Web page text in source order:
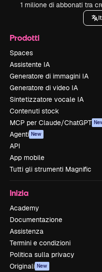
1 milione di abbonati tra
Prodotti
Spaces
Assistente IA
Generatore di immagini IA
Generatore di video IA
Sintetizzatore vocale IA
Contenuti stock
MCP per Claude/ChatGPT
Agenti New
API
App mobile
Tutti gli strumenti Magnific
Inizia
Academy
Documentazione
Assistenza
Termini e condizioni
Politica sulla privacy
Originali New